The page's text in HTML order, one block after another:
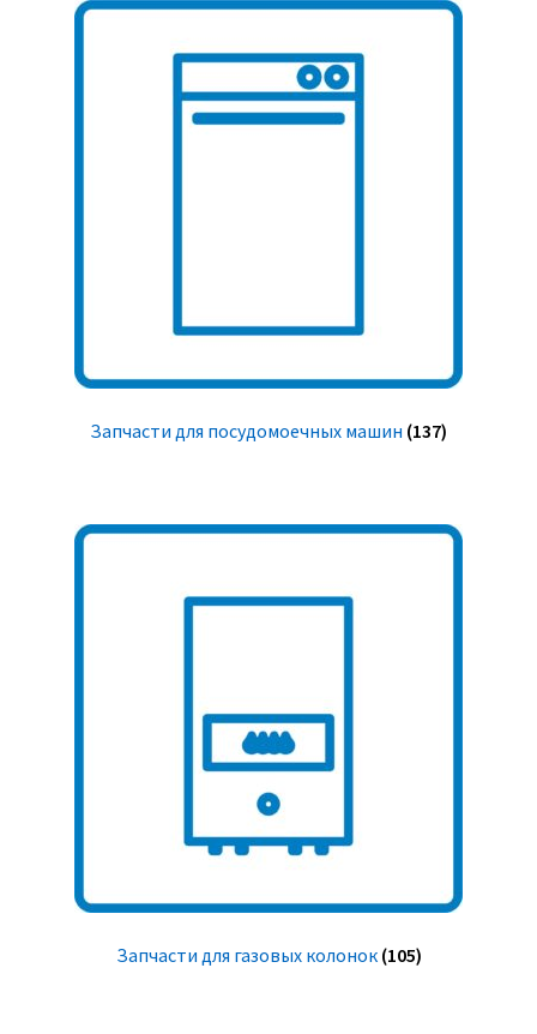
Запчасти для посудомоечных машин (137)
Запчасти для газовых колонок (105)